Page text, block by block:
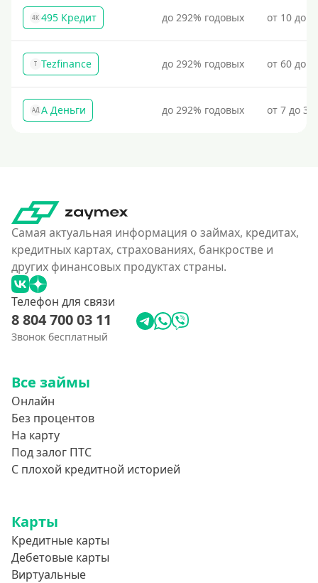
4К 495 Кредит до 292% годовых от 10 до
T Tezfinance до 292% годовых от 60 до
АД А Деньги до 292% годовых от 7 до
Самая актуальная информация о займах, кредитах,
кредитных картах, страхованиях, банкростве и
других финансовых продуктах страны.
Телефон для связи
8 804 700 03 11
Звонок бесплатный
Все займы
Онлайн
Без процентов
На карту
Под залог ПТС
С плохой кредитной историей
Карты
Кредитные карты
Дебетовые карты
Виртуальные